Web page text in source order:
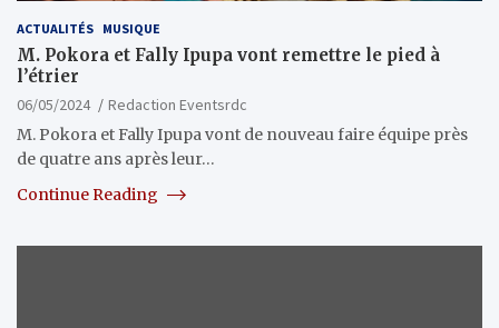
ACTUALITÉS MUSIQUE
M. Pokora et Fally Ipupa vont remettre le pied à
l’étrier
06/05/2024
Redaction Eventsrdc
M. Pokora et Fally Ipupa vont de nouveau faire équipe près
de quatre ans après leur…
Continue Reading